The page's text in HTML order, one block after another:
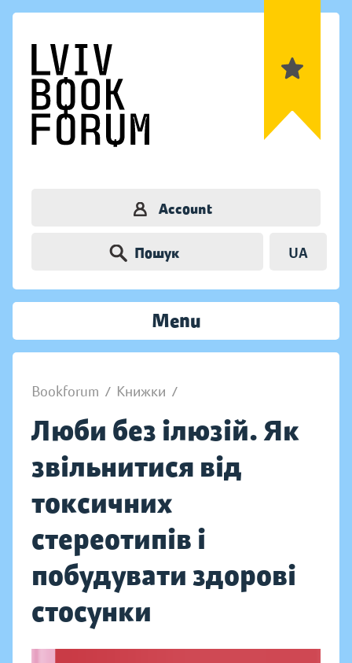
Account
Пошук UA
Menu
Bookforum / Книжки /
Люби без ілюзій. Як
звільнитися від
токсичних
стереотипів і
побудувати здорові
стосунки